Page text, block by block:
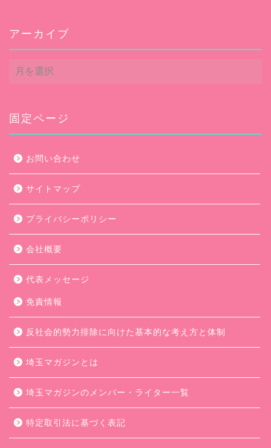
アーカイブ
ア
ー
ブ
固定ページ
お問い合わせ
サイトマップ
プライバシーポリシー
会社概要
代表メッセージ
免責情報
反社会的勢力排除に向けた基本的な考え方と体制
埼玉マガジンとは
埼玉マガジンのメンバー・ライター一覧
特定取引法に基づく表記